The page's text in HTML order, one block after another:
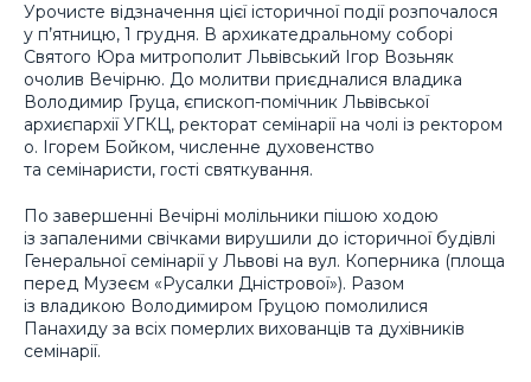
Урочисте відзначення цієї історичної події розпочалося
у п’ятницю, 1 грудня. В архикатедральному соборі
Святого Юра митрополит Львівський Ігор Возьняк
очолив Вечірню. До молитви приєдналися владика
Володимир Груца, єпископ-помічник Львівської
архиєпархії УГКЦ, ректорат семінарії на чолі із ректором
о. Ігорем Бойком, численне духовенство
та семінаристи, гості святкування.
По завершенні Вечірні молільники пішою ходою
із запаленими свічками вирушили до історичної будівлі
Генеральної семінарії у Львові на вул. Коперника (площа
перед Музеєм «Русалки Дністрової»). Разом
із владикою Володимиром Груцою помолилися
Панахиду за всіх померлих вихованців та духівників
семінарії.